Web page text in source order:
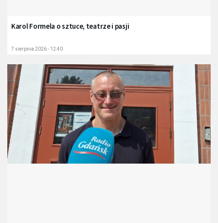
Karol Formela o sztuce, teatrze i pasji
7 sierpnia 2026 - 12:40